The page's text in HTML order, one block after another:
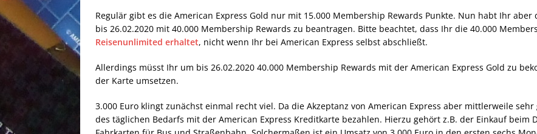
Regulär gibt es die American Express Gold nur mit 15.000 Membership Rewards Punkte. Nun habt Ihr
bis 26.02.2020 mit 40.000 Membership Rewards zu beantragen. Bitte beachtet, dass Ihr die 40.000
Reisenunlimited erhaltet, nicht wenn Ihr bei American Express selbst abschließt.
Allerdings müsst Ihr um bis 26.02.2020 40.000 Membership Rewards mit der American Express Gold zu
der Karte umsetzen.
3.000 Euro klingt zunächst einmal recht viel. Da die Akzeptanz von American Express aber mittlerweile
des täglichen Bedarfs mit der American Express Kreditkarte bezahlen. Hierzu gehört z.B. der Einkauf beim